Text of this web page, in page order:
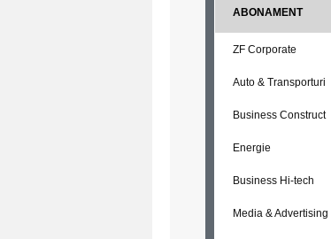
ABONAMENT
ZF Corporate
Auto & Transporturi
Business Construct
Energie
Business Hi-tech
Media & Advertising